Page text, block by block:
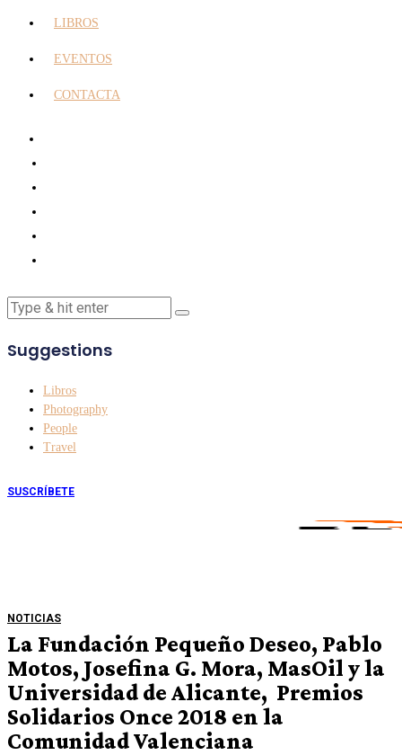
LIBROS
EVENTOS
CONTACTA
Suggestions
Libros
Photography
People
Travel
SUSCRÍBETE
NOTICIAS
La Fundación Pequeño Deseo, Pablo
Motos, Josefina G. Mora, MasOil y la
Universidad de Alicante, Premios
Solidarios Once 2018 en la
Comunidad Valenciana